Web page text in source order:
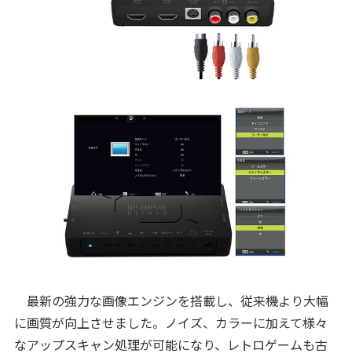
最新の強力な画像エンジンを搭載し、従来機より大幅
に画質が向上させました。ノイズ、カラーに加えて様々
なアップスキャン処理が可能になり、レトロゲームも古